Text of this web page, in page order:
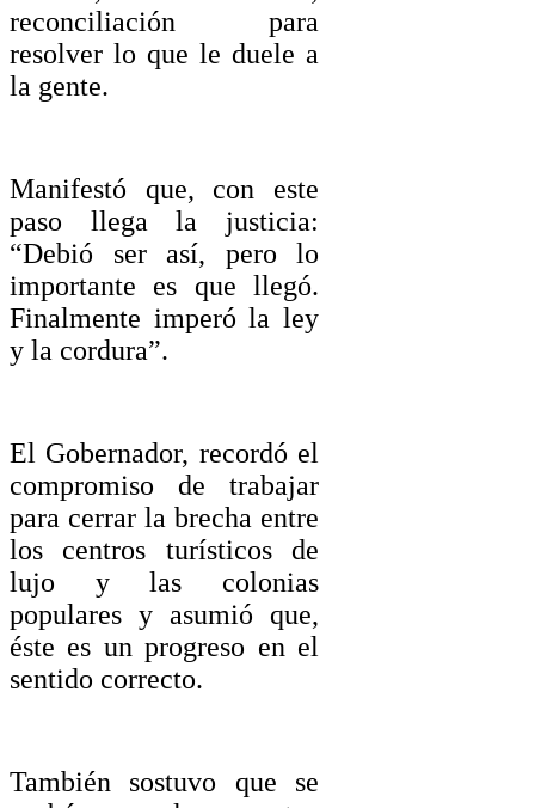
reconciliación para
resolver lo que le duele a
la gente.
Manifestó que, con este
paso llega la justicia:
“Debió ser así, pero lo
importante es que llegó.
Finalmente imperó la ley
y la cordura”.
El Gobernador, recordó el
compromiso de trabajar
para cerrar la brecha entre
los centros turísticos de
lujo y las colonias
populares y asumió que,
éste es un progreso en el
sentido correcto.
También sostuvo que se